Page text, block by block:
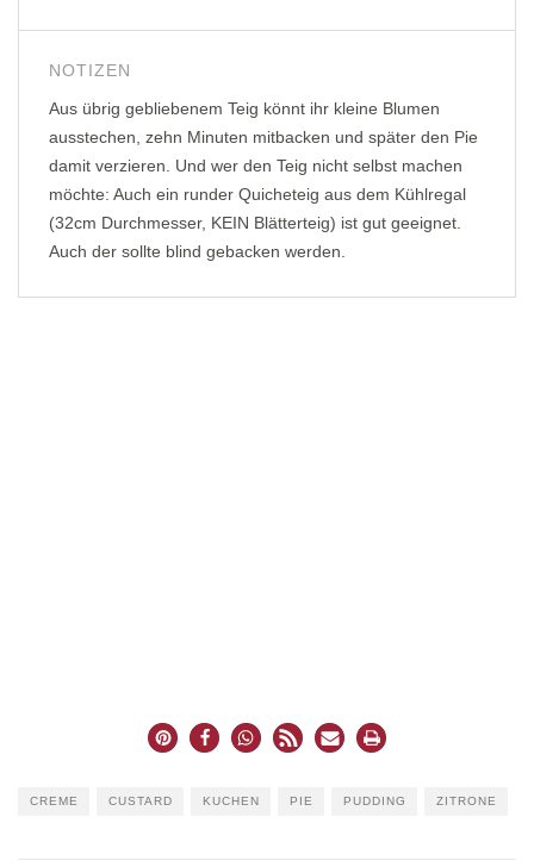
NOTIZEN
Aus übrig gebliebenem Teig könnt ihr kleine Blumen
ausstechen, zehn Minuten mitbacken und später den Pie
damit verzieren. Und wer den Teig nicht selbst machen
möchte: Auch ein runder Quicheteig aus dem Kühlregal
(32cm Durchmesser, KEIN Blätterteig) ist gut geeignet.
Auch der sollte blind gebacken werden.
CREME CUSTARD KUCHEN PIE PUDDING ZITRONE